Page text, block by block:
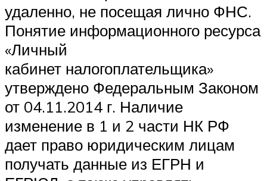
удаленно, не посещая лично ФНС.
Понятие информационного ресурса
«Личный
кабинет налогоплательщика»
утверждено Федеральным Законом
от 04.11.2014 г. Наличие
изменение в 1 и 2 части НК РФ
дает право юридическим лицам
получать данные из ЕГРН и